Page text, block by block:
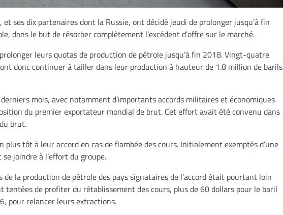
et ses dix partenaires dont la Russie, ont décidé jeudi de prolonger jusqu’à fin
dans le but de résorber complètement l’excédent d’offre sur le marché.
leurs quotas de production de pétrole jusqu’à fin 2018. Vingt-quatre
donc continuer à tailler dans leur production à hauteur de 1.8 million de barils
derniers mois, avec notamment d’importants accords militaires et économiques
du premier exportateur mondial de brut. Cet effort avait été convenu dans
brut.
tôt à leur accord en cas de flambée des cours. Initialement exemptés d’une
joindre à l’effort du groupe.
la production de pétrole des pays signataires de l’accord était pourtant loin
tentées de profiter du rétablissement des cours, plus de 60 dollars pour le baril
pour relancer leurs extractions.